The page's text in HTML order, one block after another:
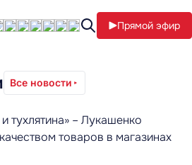
Прямой эфир
Все новости
тухлятина» – Лукашенко
товаров в магазинах